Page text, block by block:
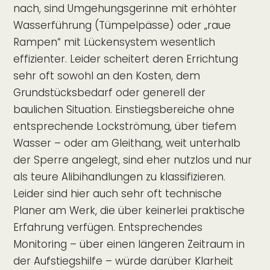
nach, sind Umgehungsgerinne mit erhöhter
Wasserführung (Tümpelpässe) oder „raue
Rampen“ mit Lückensystem wesentlich
effizienter. Leider scheitert deren Errichtung
sehr oft sowohl an den Kosten, dem
Grundstücksbedarf oder generell der
baulichen Situation. Einstiegsbereiche ohne
entsprechende Lockströmung, über tiefem
Wasser – oder am Gleithang, weit unterhalb
der Sperre angelegt, sind eher nutzlos und nur
als teure Alibihandlungen zu klassifizieren.
Leider sind hier auch sehr oft technische
Planer am Werk, die über keinerlei praktische
Erfahrung verfügen. Entsprechendes
Monitoring – über einen längeren Zeitraum in
der Aufstiegshilfe – würde darüber Klarheit